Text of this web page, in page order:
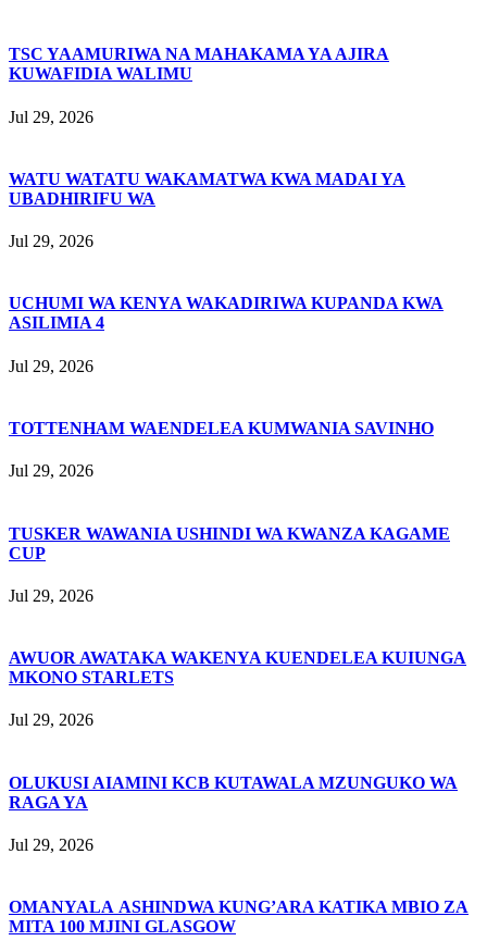
TSC YAAMURIWA NA MAHAKAMA YA AJIRA
KUWAFIDIA WALIMU
Jul 29, 2026
WATU WATATU WAKAMATWA KWA MADAI YA
UBADHIRIFU WA
Jul 29, 2026
UCHUMI WA KENYA WAKADIRIWA KUPANDA KWA
ASILIMIA 4
Jul 29, 2026
TOTTENHAM WAENDELEA KUMWANIA SAVINHO
Jul 29, 2026
TUSKER WAWANIA USHINDI WA KWANZA KAGAME
CUP
Jul 29, 2026
AWUOR AWATAKA WAKENYA KUENDELEA KUIUNGA
MKONO STARLETS
Jul 29, 2026
OLUKUSI AIAMINI KCB KUTAWALA MZUNGUKO WA
RAGA YA
Jul 29, 2026
OMANYALA ASHINDWA KUNG’ARA KATIKA MBIO ZA
MITA 100 MJINI GLASGOW